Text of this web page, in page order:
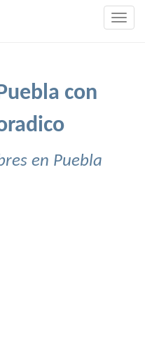
con
en Puebla